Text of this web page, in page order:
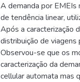
A demanda por
de tendência linear,
Após a caracterização
distribuição de
Observou-se que os
caracterização da
cellular automata mas